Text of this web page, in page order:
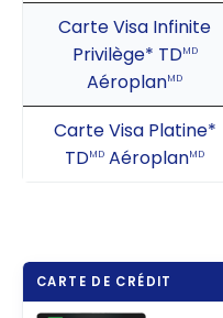
Carte Visa Infinite
Privilège* TDMD
AéroplanMD
Carte Visa Platine*
TDMD AéroplanMD
CARTE DE CRÉDIT